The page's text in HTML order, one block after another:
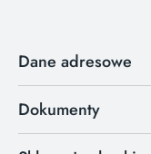
Dane adresowe
Dokumenty